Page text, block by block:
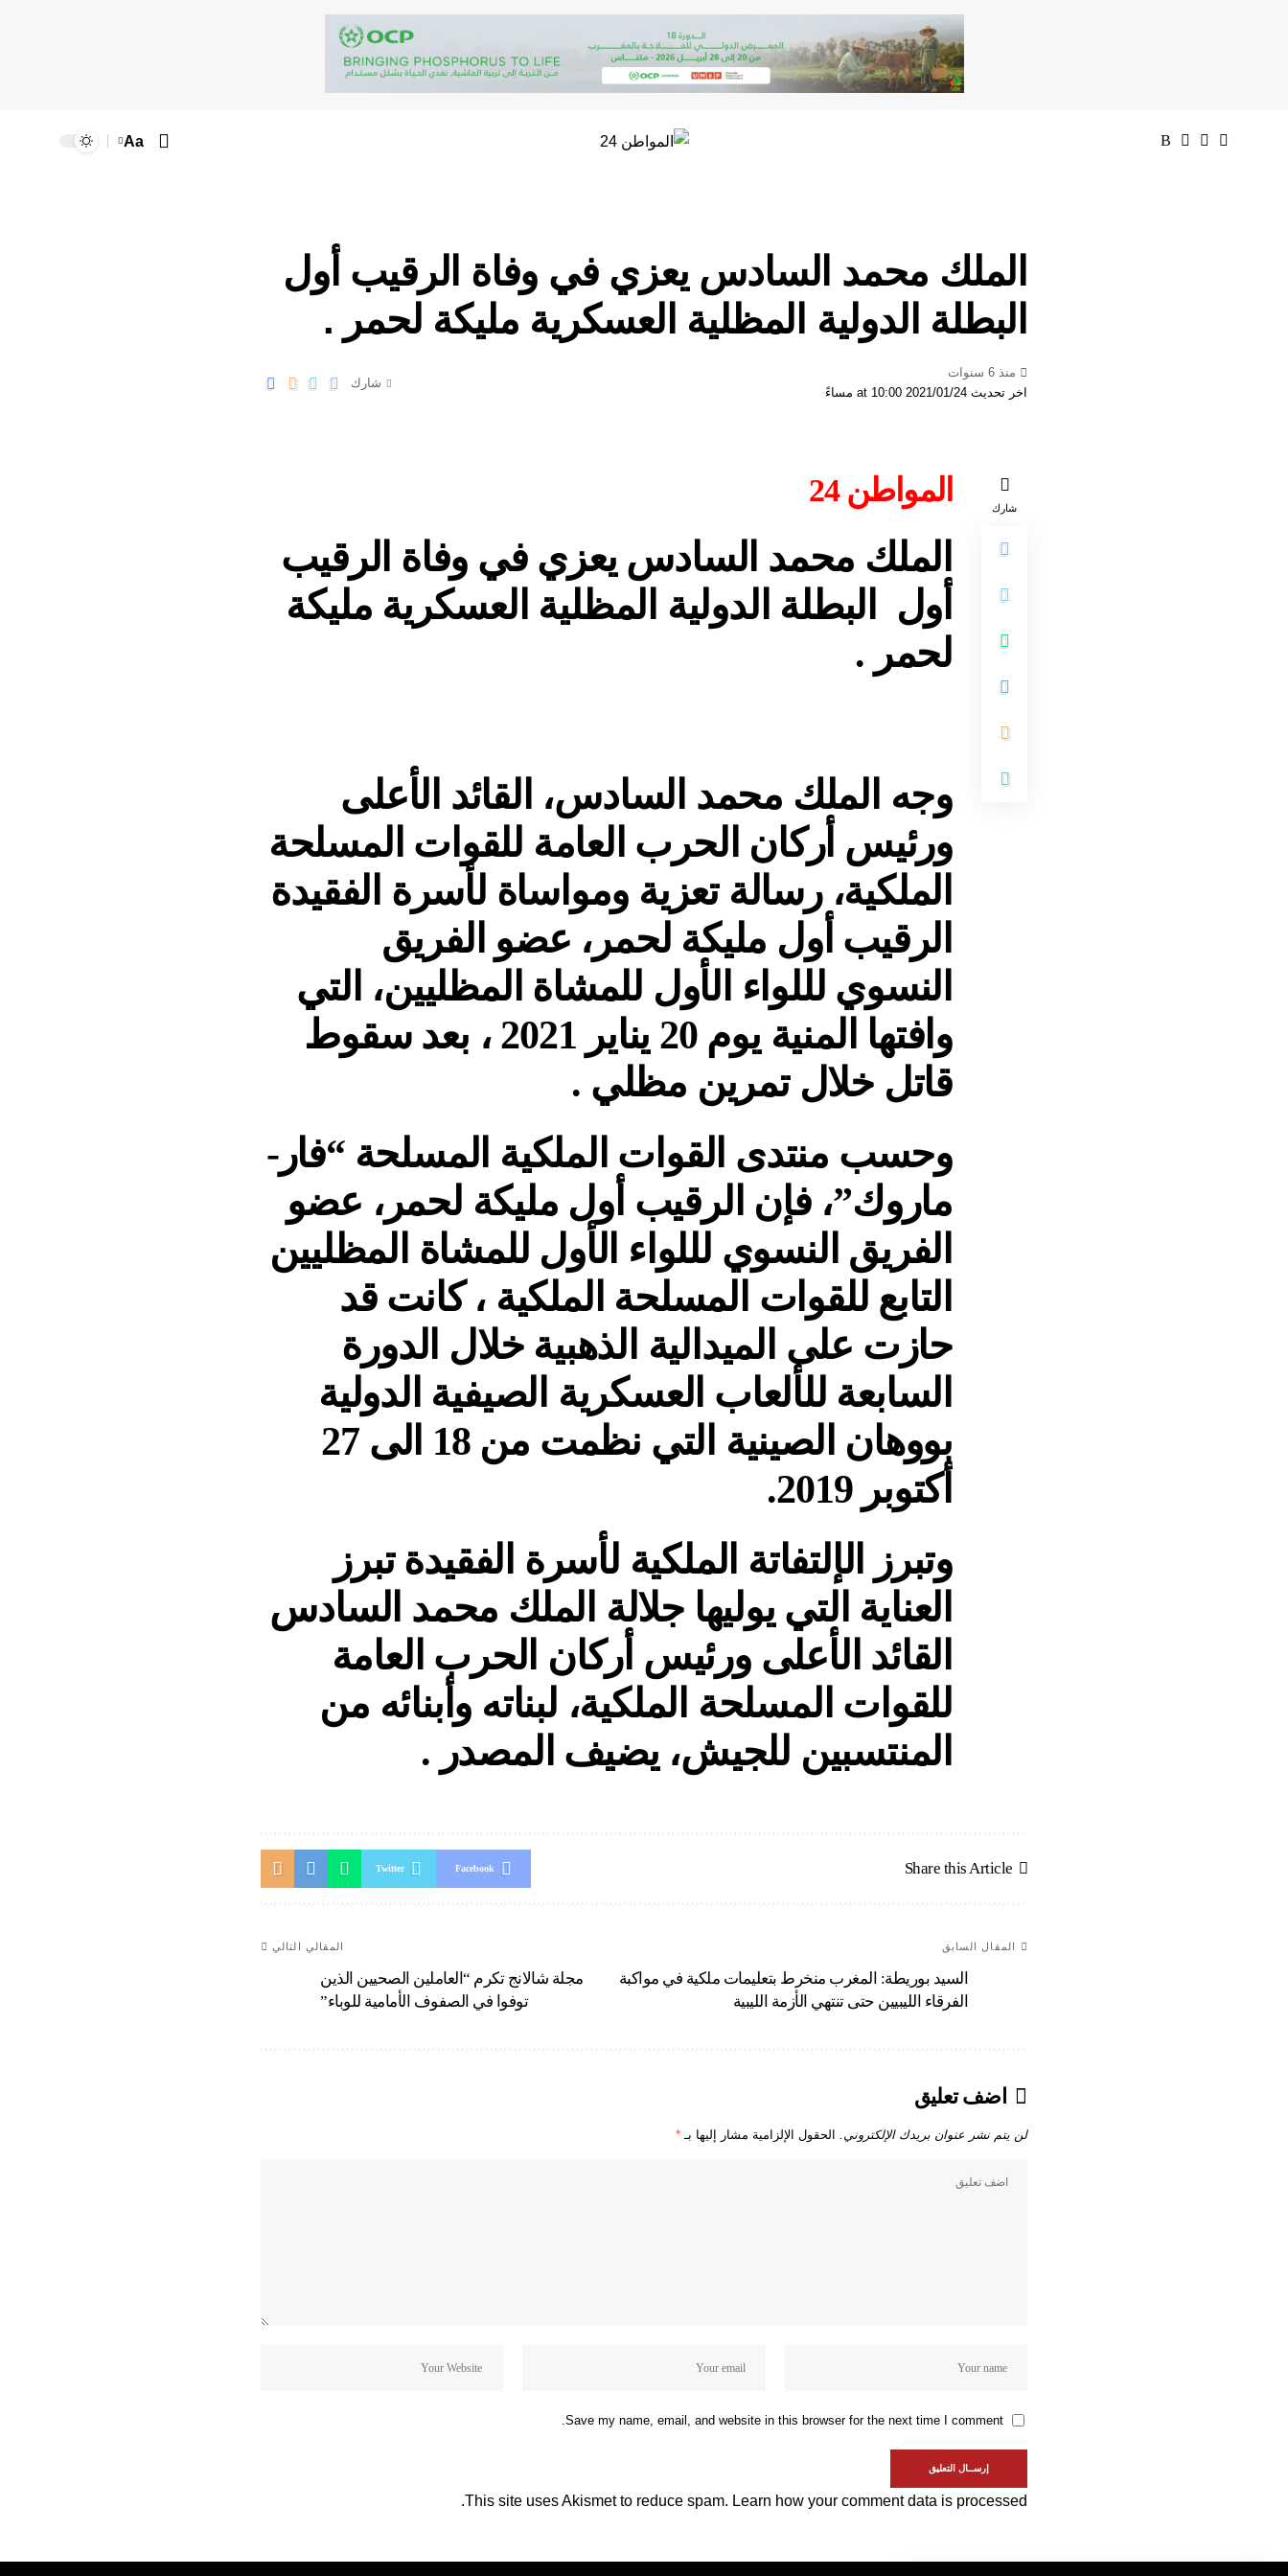
Aa
الملك محمد السادس يعزي في وفاة الرقيب أول
البطلة الدولية المظلية العسكرية مليكة لحمر .
اخر تحديث 2021/01/24 at 10:00 مساءً
منذ 6 سنوات
شارك
شارك المواطن 24
الملك محمد السادس يعزي في وفاة الرقيب
أول البطلة الدولية المظلية العسكرية مليكة
لحمر .
وجه الملك محمد السادس، القائد الأعلى
ورئيس أركان الحرب العامة للقوات المسلحة
الملكية، رسالة تعزية ومواساة لأسرة الفقيدة
الرقيب أول مليكة لحمر، عضو الفريق
النسوي لللواء الأول للمشاة المظليين، التي
وافتها المنية يوم 20 يناير 2021 ، بعد سقوط
قاتل خلال تمرين مظلي .
وحسب منتدى القوات الملكية المسلحة “فار-
ماروك”، فإن الرقيب أول مليكة لحمر، عضو
الفريق النسوي لللواء الأول للمشاة المظليين
التابع للقوات المسلحة الملكية ، كانت قد
حازت على الميدالية الذهبية خلال الدورة
السابعة للألعاب العسكرية الصيفية الدولية
بووهان الصينية التي نظمت من 18 الى 27
أكتوبر 2019.
وتبرز الإلتفاتة الملكية لأسرة الفقيدة تبرز
العناية التي يوليها جلالة الملك محمد السادس
القائد الأعلى ورئيس أركان الحرب العامة
للقوات المسلحة الملكية، لبناته وأبنائه من
المنتسبين للجيش، يضيف المصدر .
Share this Article
Facebook
Twitter
المقال السابق
السيد بوريطة: المغرب منخرط بتعليمات ملكية في مواكبة
الفرقاء الليبيين حتى تنتهي الأزمة الليبية
المقالي التالي
مجلة شالانج تكرم “العاملين الصحيين الذين
توفوا في الصفوف الأمامية للوباء”
اضف تعليق
لن يتم نشر عنوان بريدك الإلكتروني. الحقول الإلزامية مشار إليها بـ *
Save my name, email, and website in this browser for the next time I comment.
This site uses Akismet to reduce spam. Learn how your comment data is processed.